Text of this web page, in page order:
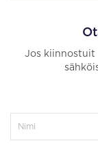
Jos kiinnostuit